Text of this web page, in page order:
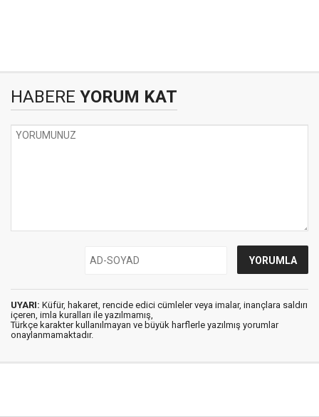
HABERE YORUM KAT
UYARI: Küfür, hakaret, rencide edici cümleler veya imalar, inançlara saldırı
içeren, imla kuralları ile yazılmamış,
Türkçe karakter kullanılmayan ve büyük harflerle yazılmış yorumlar
onaylanmamaktadır.